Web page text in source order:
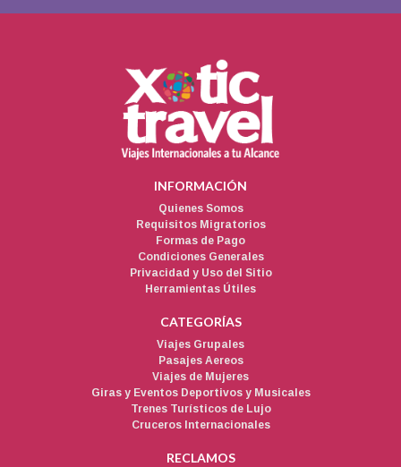
INFORMACIÓN
Quienes Somos
Requisitos Migratorios
Formas de Pago
Condiciones Generales
Privacidad y Uso del Sitio
Herramientas Útiles
CATEGORÍAS
Viajes Grupales
Pasajes Aereos
Viajes de Mujeres
Giras y Eventos Deportivos y Musicales
Trenes Turísticos de Lujo
Cruceros Internacionales
RECLAMOS